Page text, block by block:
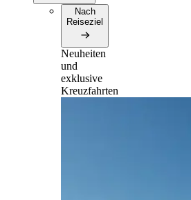
Nach
Reiseziel
Neuheiten
und
exklusive
Kreuzfahrten